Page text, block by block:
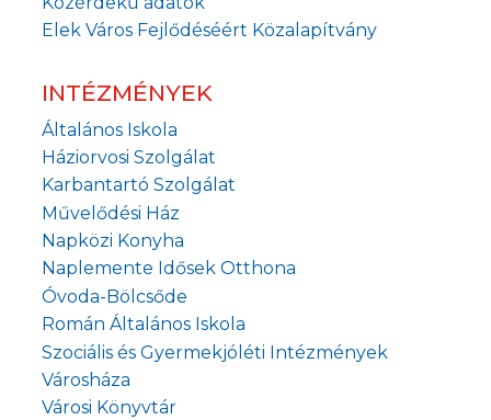
Elek Város Fejlődéséért Közalapítvány
INTÉZMÉNYEK
Általános Iskola
Háziorvosi Szolgálat
Karbantartó Szolgálat
Művelődési Ház
Napközi Konyha
Naplemente Idősek Otthona
Óvoda-Bölcsőde
Román Általános Iskola
Szociális és Gyermekjóléti Intézmények
Városháza
Városi Könyvtár